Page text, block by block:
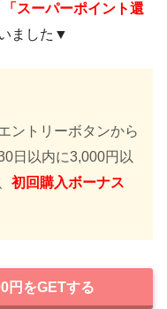
「スーパーポイント還
ました▼
ントリーボタンから
日以内に3,000円以
初回購入ボーナス
をGETする